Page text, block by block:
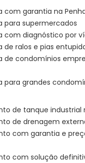
com garantia na
para supermercados
com diagnóstico por
de ralos e pias
de condomínios
para grandes
de tanque industrial
de drenagem
com garantia e
com solução